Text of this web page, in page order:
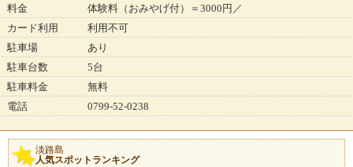
料金
体験料（おみやげ付）＝3000円／
カード利用
利用不可
駐車場
あり
駐車台数
5台
駐車料金
無料
電話
0799-52-0238
淡路島
人気スポットランキング